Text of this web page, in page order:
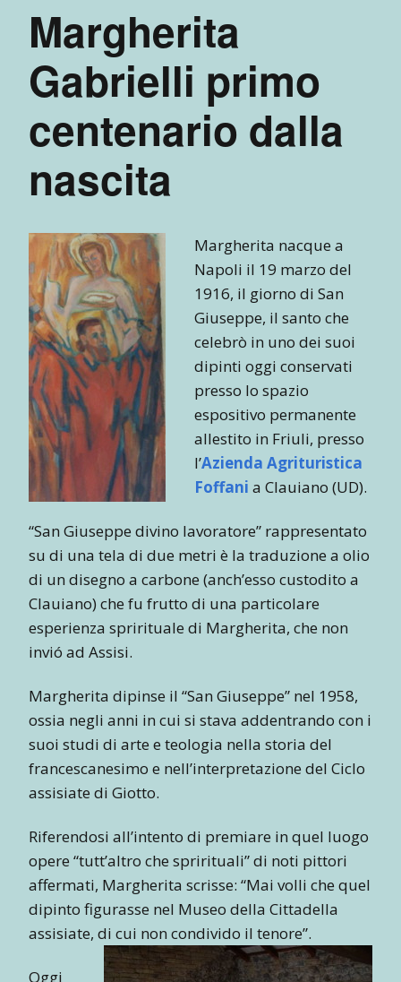
Margherita
Gabrielli primo
centenario dalla
nascita
Margherita nacque a
Napoli il 19 marzo del
1916, il giorno di San
Giuseppe, il santo che
celebrò in uno dei suoi
dipinti oggi conservati
presso lo spazio
espositivo permanente
allestito in Friuli, presso
l’Azienda Agrituristica
Foffani a Clauiano (UD).
“San Giuseppe divino lavoratore” rappresentato
su di una tela di due metri è la traduzione a olio
di un disegno a carbone (anch’esso custodito a
Clauiano) che fu frutto di una particolare
esperienza sprirituale di Margherita, che non
invió ad Assisi.
Margherita dipinse il “San Giuseppe” nel 1958,
ossia negli anni in cui si stava addentrando con i
suoi studi di arte e teologia nella storia del
francescanesimo e nell’interpretazione del Ciclo
assisiate di Giotto.
Riferendosi all’intento di premiare in quel luogo
opere “tutt’altro che sprirituali” di noti pittori
affermati, Margherita scrisse: “Mai volli che quel
dipinto figurasse nel Museo della Cittadella
assisiate, di cui non condivido il tenore”.
Oggi